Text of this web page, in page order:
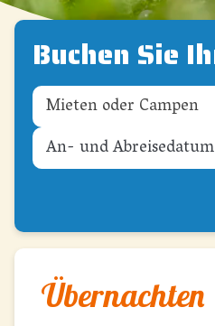
Buchen Sie
Mieten oder Campen
Übernachten